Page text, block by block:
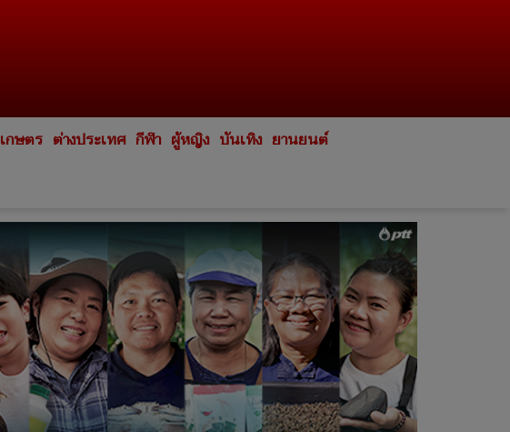
เกษตร ต่างประเทศ กีฬา ผู้หญิง บันเทิง ยานยนต์